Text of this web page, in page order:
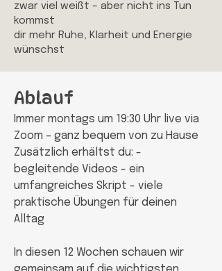
zwar viel weißt – aber nicht ins Tun
kommst
dir mehr Ruhe, Klarheit und Energie
wünschst
Ablauf
Immer montags um 19:30 Uhr live via
Zoom – ganz bequem von zu Hause
Zusätzlich erhältst du: -
begleitende Videos - ein
umfangreiches Skript - viele
praktische Übungen für deinen
Alltag
In diesen 12 Wochen schauen wir